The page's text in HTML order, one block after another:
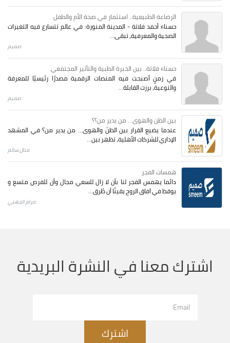
الرضاعة الطبيعية.. استثمار في صحة الأم والطفل
حسناء أحمد فلاتة - المدينة المنورة: في عالم تتسارع فيه التغيرات
الصحية والمعرفية، تبقى...
صميم
حسناء فلاتة.. بين الخبرة الطبية والتأثير المجتمعي
في زمنٍ أصبحت فيه المنصات الرقمية مصدرًا رئيسيًا للمعرفة
والتوعية، برزت القابلة...
صميم
بين الظن والهوى... من يدير من؟؟
عندما يضيع القرار بين الظنّ والهوى… من يدير من؟ في المشهد
الإداري للشركات الأهلية، تظهر بين...
منال سالم
همسات الفجر
دائما يهمس الفجر لنا بأن لا زال للسعي مجال وأن للفرص متسع و
يوقظ في آفاق الروح يقينًا أن طُرق...
مرام الجهني
اشترك معنا في النشرة البريدية
اشترك